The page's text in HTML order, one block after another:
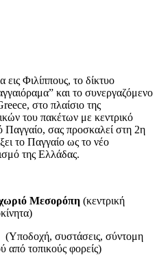
Φιλίππους, το δίκτυο
και το συνεργαζόμενο
στο πλαίσιο της
του πακέτων με κεντρικό
Παγγαίο, σας προσκαλεί στη 2η
το Παγγαίο ως το νέο
της Ελλάδας.
Μεσορόπη (κεντρική
(Υποδοχή, συστάσεις, σύντομη
από τοπικούς φορείς)